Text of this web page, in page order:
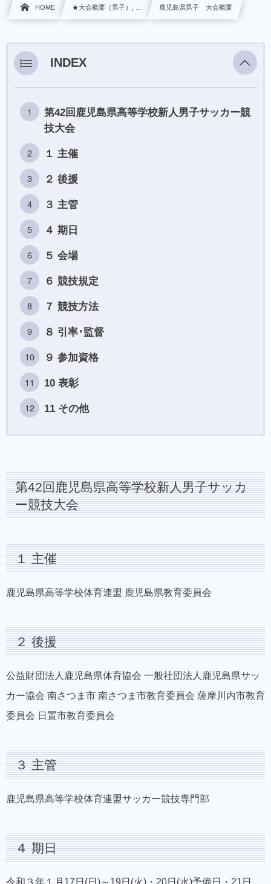
HOME ★大会概要（男子）, … 鹿児島県男子 大会概要
INDEX
第42回鹿児島県高等学校新人男子サッカー競
技大会
１ 主催
２ 後援
３ 主管
４ 期日
５ 会場
６ 競技規定
７ 競技方法
８ 引率･監督
９ 参加資格
10 表彰
11 その他
第42回鹿児島県高等学校新人男子サッカ
ー競技大会
１ 主催
鹿児島県高等学校体育連盟 鹿児島県教育委員会
２ 後援
公益財団法人鹿児島県体育協会 一般社団法人鹿児島県サッ
カー協会 南さつま市 南さつま市教育委員会 薩摩川内市教育
委員会 日置市教育委員会
３ 主管
鹿児島県高等学校体育連盟サッカー競技専門部
４ 期日
令和３年１月17日(日)～19日(火)・20日(水)予備日・21日